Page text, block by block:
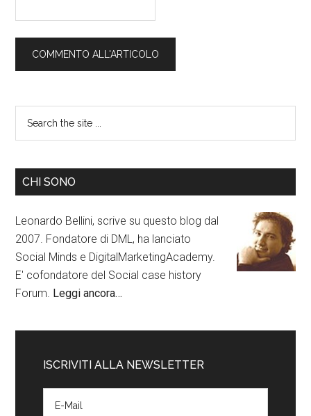
CHI SONO
Leonardo Bellini, scrive su questo blog dal
2007. Fondatore di DML, ha lanciato
Social Minds e DigitalMarketingAcademy.
E' cofondatore del Social case history
Forum. Leggi ancora…
ISCRIVITI ALLA NEWSLETTER